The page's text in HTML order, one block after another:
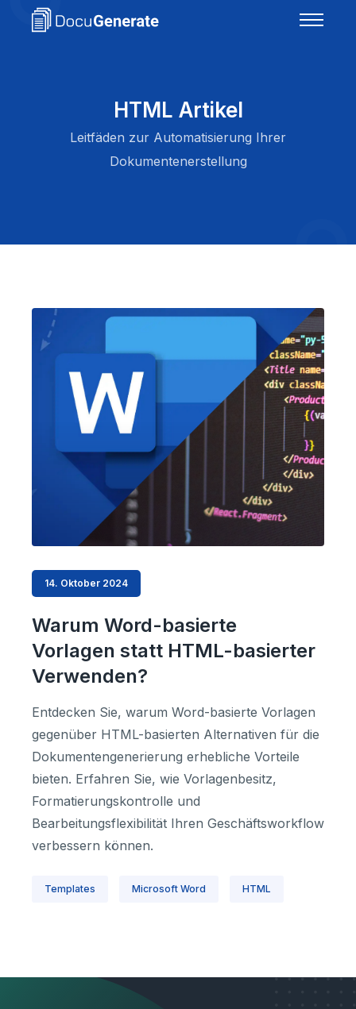
HTML Artikel
Leitfäden zur Automatisierung Ihrer
Dokumentenerstellung
14. Oktober 2024
Warum Word-basierte
Vorlagen statt HTML-basierter
Verwenden?
Entdecken Sie, warum Word-basierte Vorlagen
gegenüber HTML-basierten Alternativen für die
Dokumentengenerierung erhebliche Vorteile
bieten. Erfahren Sie, wie Vorlagenbesitz,
Formatierungskontrolle und
Bearbeitungsflexibilität Ihren Geschäftsworkflow
verbessern können.
Templates Microsoft Word HTML